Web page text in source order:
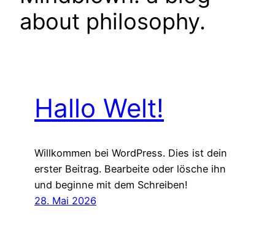
about philosophy.
Hallo Welt!
Willkommen bei WordPress. Dies ist dein
erster Beitrag. Bearbeite oder lösche ihn
und beginne mit dem Schreiben!
28. Mai 2026